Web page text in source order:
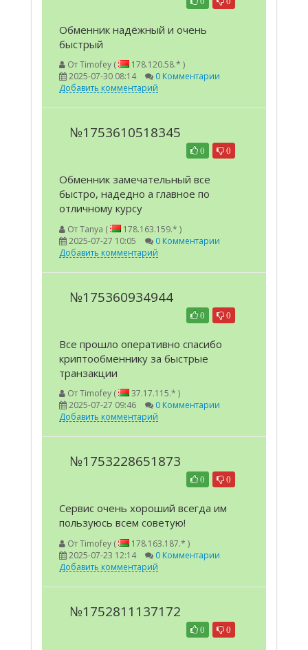
Обменник надёжный и очень
быстрый
ОтTimofey (
178.120.58.* )
2025-07-30 08:14
0 Комментарии
Добавить комментарий
№1753610518345
0
0
Обменник замечательный все
быстро, надедно а главное по
отличному курсу
ОтTanya (
178.163.159.* )
2025-07-27 10:05
0 Комментарии
Добавить комментарий
№175360934944
0
0
Все прошло оперативно спасибо
криптообменнику за быстрые
транзакции
ОтTimofey (
37.17.115.* )
2025-07-27 09:46
0 Комментарии
Добавить комментарий
№1753228651873
0
0
Сервис очень хороший всегда им
пользуюсь всем советую!
ОтTimofey (
178.163.187.* )
2025-07-23 12:14
0 Комментарии
Добавить комментарий
№1752811137172
0
0